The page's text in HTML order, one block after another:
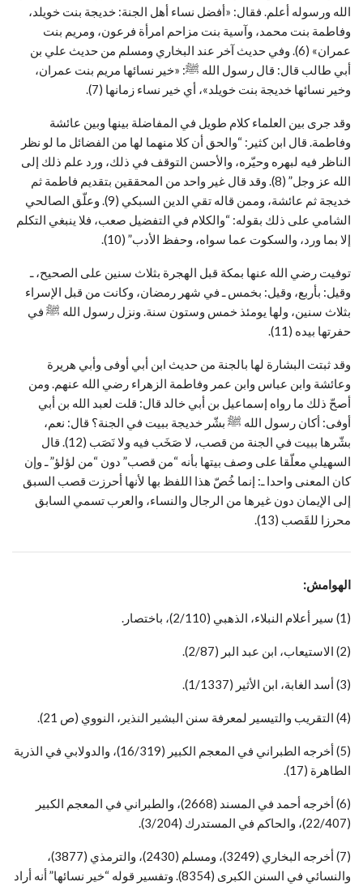
الله ورسوله أعلم. فقال: «أفضل نساء أهل الجنة: خديجة بنت خويلد،
وفاطمة بنت محمد، وآسية بنت مزاحم امرأة فرعون، ومريم بنت
عمران» (6). وفي حديث آخر عند البخاري ومسلم من حديث علي بن
أبي طالب قال: قال رسول الله ﷺ: «خير نسائها مريم بنت عمران،
وخير نسائها خديجة بنت خويلد»، أي خير نساء زمانها (7).
وقد جرى بين العلماء كلام طويل في المفاضلة بينها وبين عائشة
وفاطمة. قال ابن كثير: “والحق أن كلا منهما لها من الفضائل ما لو نظر
الناظر فيه لبهره وحيّره، والأحسن التوقف في ذلك، ورد علم ذلك إلى
الله عز وجل” (8). وقد قال غير واحد من المحققين بتقديم فاطمة ثم
خديجة ثم عائشة، وممن قاله تقي الدين السبكي (9). وعلّق الصالحي
الشامي على ذلك بقوله: “والكلام في التفضيل صعب، فلا ينبغي التكلم
إلا بما ورد، والسكوت عما سواه، وحفظ الأدب” (10).
توفيت رضي الله عنها بمكة قبل الهجرة بثلاث سنين على الصحيح، ـ
وقيل: بأربع، وقيل: بخمس ـ في شهر رمضان، وكانت من قبل الإسراء
بثلاث سنين، ولها يومئذ خمس وستون سنة. ونزل رسول الله ﷺ في
حفرتها بيده (11).
وقد ثبتت البشارة لها بالجنة من حديث ابن أبي أوفى وأبي هريرة
وعائشة وابن عباس وابن عمر وفاطمة الزهراء رضي الله عنهم. ومن
أصحّ ذلك ما رواه إسماعيل بن أبي خالد قال: قلت لعبد الله بن أبي
أوفى: أكان رسول الله ﷺ بشّر خديجة ببيت في الجنة؟ قال: نعم،
بشّرها ببيت في الجنة من قصب، لا صَخَب فيه ولا نَصَب (12). قال
السهيلي معلّقا على وصف بيتها بأنه “من قصب” دون “من لؤلؤ” ـ وإن
كان المعنى واحدا ـ: إنما خُصّ هذا اللفظ بها لأنها أحرزت قصب السبق
إلى الإيمان دون غيرها من الرجال والنساء، والعرب تسمي السابق
محرزا للقَصب (13).
الهوامش:
(1) سير أعلام النبلاء، الذهبي (2/110)، باختصار.
(2) الاستيعاب، ابن عبد البر (2/87).
(3) أسد الغابة، ابن الأثير (1/1337).
(4) التقريب والتيسير لمعرفة سنن البشير النذير، النووي (ص 21).
(5) أخرجه الطبراني في المعجم الكبير (16/319)، والدولابي في الذرية
الطاهرة (17).
(6) أخرجه أحمد في المسند (2668)، والطبراني في المعجم الكبير
(22/407)، والحاكم في المستدرك (3/204).
(7) أخرجه البخاري (3249)، ومسلم (2430)، والترمذي (3877)،
والنسائي في السنن الكبرى (8354). وتفسير قوله “خير نسائها” أنه أراد